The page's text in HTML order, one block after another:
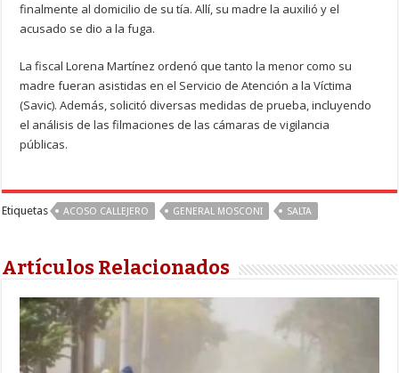
finalmente al domicilio de su tía. Allí, su madre la auxilió y el
acusado se dio a la fuga.
La fiscal Lorena Martínez ordenó que tanto la menor como su
madre fueran asistidas en el Servicio de Atención a la Víctima
(Savic). Además, solicitó diversas medidas de prueba, incluyendo
el análisis de las filmaciones de las cámaras de vigilancia
públicas.
Etiquetas ACOSO CALLEJERO GENERAL MOSCONI SALTA
Artículos Relacionados